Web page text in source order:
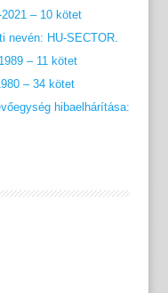
– 10 kötet
nevén: HU-SECTOR.
– 11 kötet
– 34 kötet
hibaelhárítása: